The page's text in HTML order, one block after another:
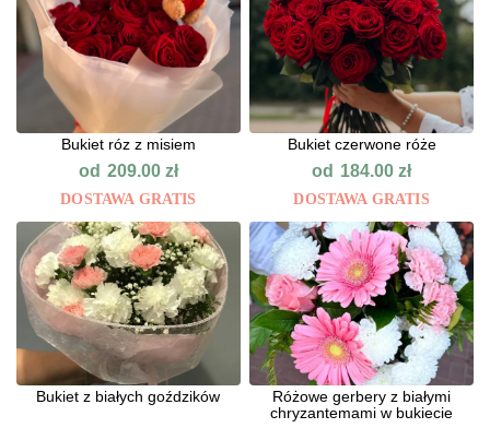
Bukiet róz z misiem
od 209.00 zł
DOSTAWA GRATIS
Bukiet czerwone róże
od 184.00zł
DOSTAWA GRATIS
Bukiet z białych goździków
Różowe gerbery z białymi
chryzantemami w bukiecie